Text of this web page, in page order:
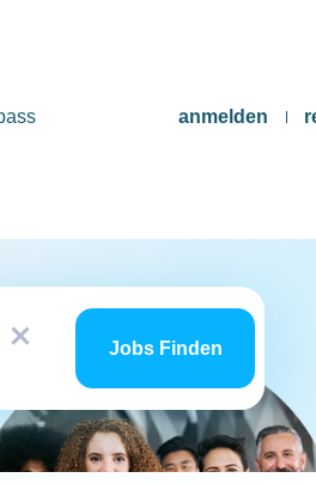
anmelden
x
Jobs
findenJobs Finden